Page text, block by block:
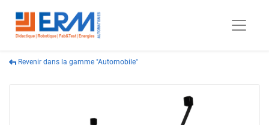
Revenir dans la gamme "Automobile"